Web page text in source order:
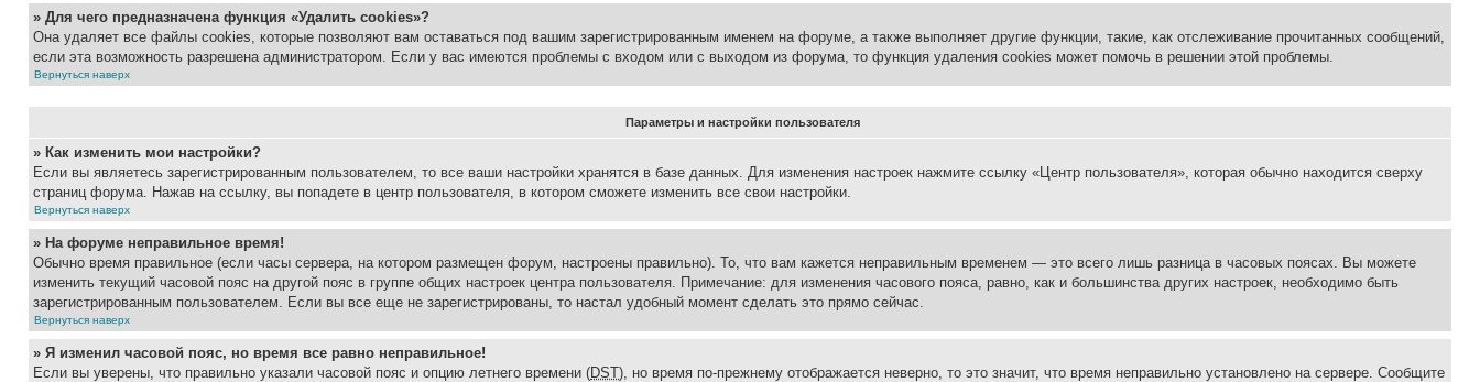
» Для чего предназначена функция «Удалить cookies»?
Она удаляет все файлы cookies, которые позволяют вам оставаться под вашим зарегистрированным именем на форуме, а также выполняет другие функции, такие, как отслеживание прочитанных сообщений,
если эта возможность разрешена администратором. Если у вас имеются проблемы с входом или с выходом из форума, то функция удаления cookies может помочь в решении этой проблемы.
Вернуться наверх
Параметры и настройки пользователя
» Как изменить мои настройки?
Если вы являетесь зарегистрированным пользователем, то все ваши настройки хранятся в базе данных. Для изменения настроек нажмите ссылку «Центр пользователя», которая обычно находится сверху
страниц форума. Нажав на ссылку, вы попадете в центр пользователя, в котором сможете изменить все свои настройки.
Вернуться наверх
» На форуме неправильное время!
Обычно время правильное (если часы сервера, на котором размещен форум, настроены правильно). То, что вам кажется неправильным временем — это всего лишь разница в часовых поясах. Вы можете
изменить текущий часовой пояс на другой пояс в группе общих настроек центра пользователя. Примечание: для изменения часового пояса, равно, как и большинства других настроек, необходимо быть
зарегистрированным пользователем. Если вы все еще не зарегистрированы, то настал удобный момент сделать это прямо сейчас.
Вернуться наверх
» Я изменил часовой пояс, но время все равно неправильное!
Если вы уверены, что правильно указали часовой пояс и опцию летнего времени (DST), но время по-прежнему отображается неверно, то это значит, что время неправильно установлено на сервере. Сообщите